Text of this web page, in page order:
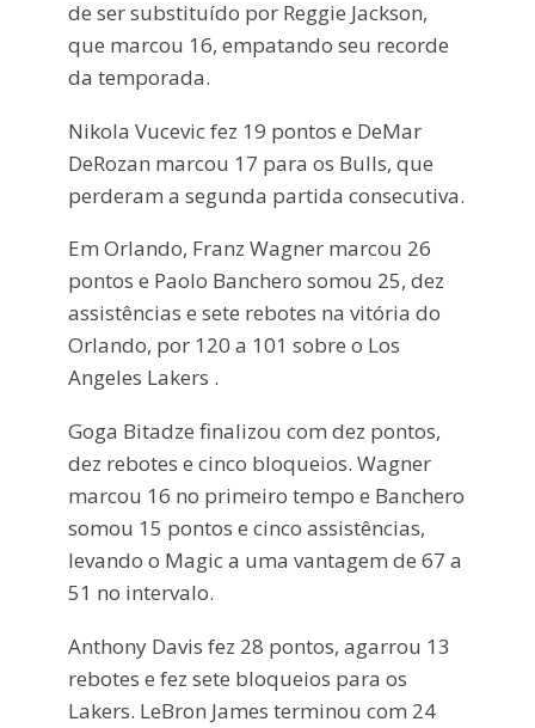
de ser substituído por Reggie Jackson,
que marcou 16, empatando seu recorde
da temporada.
Nikola Vucevic fez 19 pontos e DeMar
DeRozan marcou 17 para os Bulls, que
perderam a segunda partida consecutiva.
Em Orlando, Franz Wagner marcou 26
pontos e Paolo Banchero somou 25, dez
assistências e sete rebotes na vitória do
Orlando, por 120 a 101 sobre o Los
Angeles Lakers .
Goga Bitadze finalizou com dez pontos,
dez rebotes e cinco bloqueios. Wagner
marcou 16 no primeiro tempo e Banchero
somou 15 pontos e cinco assistências,
levando o Magic a uma vantagem de 67 a
51 no intervalo.
Anthony Davis fez 28 pontos, agarrou 13
rebotes e fez sete bloqueios para os
Lakers. LeBron James terminou com 24